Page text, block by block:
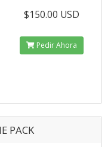
$150.00 USD
Pedir Ahora
PACK